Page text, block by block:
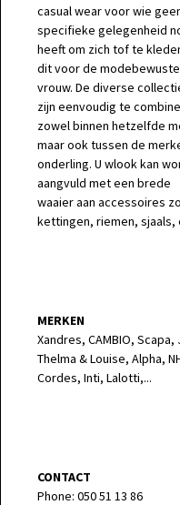
casual wear voor wie
specifieke gelegenheid
heeft om zich tof te
dit voor de modebewuste
vrouw. De diverse
zijn eenvoudig te
zowel binnen hetzelfde
maar ook tussen de
onderling. U wlook kan
aangvuld met een brede
waaier aan accessoires
kettingen, riemen, sjaals,
MERKEN
Xandres, CAMBIO, Scapa,
Thelma & Louise, Alpha,
Cordes, Inti, Lalotti,...
CONTACT
Phone: 050 51 13 86